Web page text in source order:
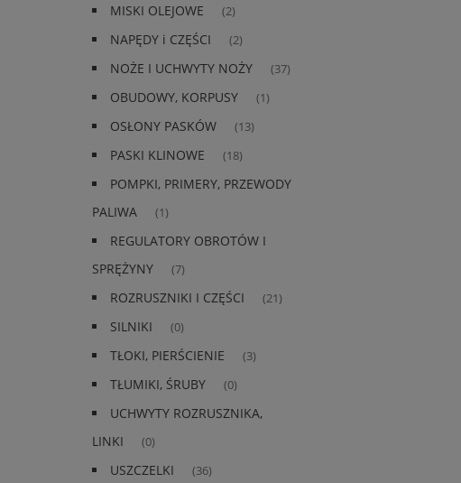
MISKI OLEJOWE (2)
NAPĘDY i CZĘŚCI (2)
NOŻE I UCHWYTY NOŻY (37)
OBUDOWY, KORPUSY (1)
OSŁONY PASKÓW (13)
PASKI KLINOWE (18)
POMPKI, PRIMERY, PRZEWODY
PALIWA
(1)
REGULATORY OBROTÓW I
SPRĘŻYNY
(7)
ROZRUSZNIKI I CZĘŚCI (21)
SILNIKI (0)
TŁOKI, PIERŚCIENIE (3)
TŁUMIKI, ŚRUBY (0)
UCHWYTY ROZRUSZNIKA,
LINKI
(0)
USZCZELKI (36)